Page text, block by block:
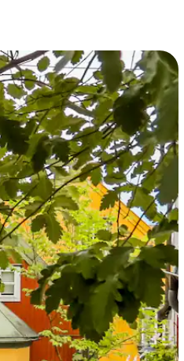
óf door te tikken of swipen.